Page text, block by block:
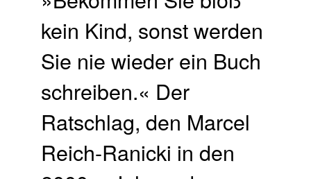
kein Kind, sonst werden
Sie nie wieder ein Buch
schreiben.« Der
Ratschlag, den Marcel
Reich-Ranicki in den